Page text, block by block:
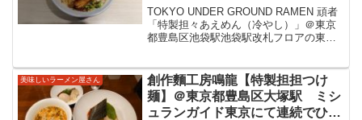
駅 池袋駅改札フロアの東武ホー
プセンター内にあるお店です。ク
リーミーさに辛味感じる太めの麺
た。
TOKYO UNDER GROUND RAMEN 頑者
「特製担々あえめん（冷やし）」＠東京
都豊島区池袋駅池袋駅改札フロアの東武
和えそばをいただきました。TOKYO
UN...
美味しいラーメン屋さん
創作麵工房鳴龍【特製担担つけ
麺】＠東京都豊島区大塚駅 ミシ
ュランガイド東京にて連続でひと